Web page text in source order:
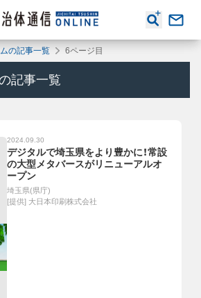
の記事一覧 6ページ目
の記事一覧
2024.09.30
デジタルで埼玉県をより豊かに！常設
の大型メタバースがリニューアルオ
ープン
埼玉県(県庁)
[提供] 大日本印刷株式会社